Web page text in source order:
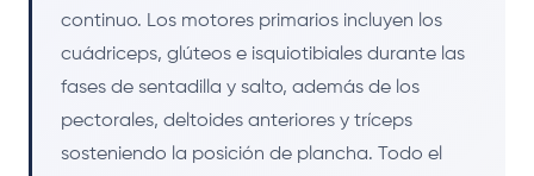
continuo. Los motores primarios incluyen los
cuádriceps, glúteos e isquiotibiales durante las
fases de sentadilla y salto, además de los
pectorales, deltoides anteriores y tríceps
sosteniendo la posición de plancha. Todo el